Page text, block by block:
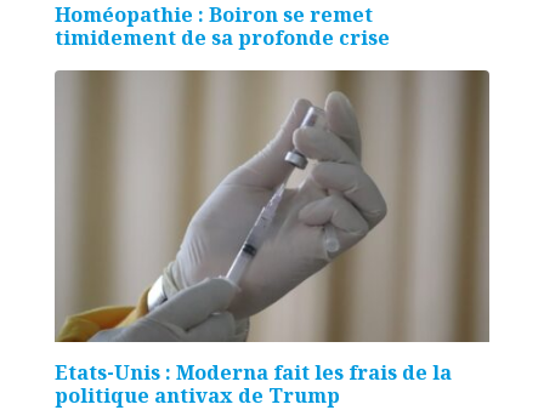
Homéopathie : Boiron se remet
timidement de sa profonde crise
Etats-Unis : Moderna fait les frais de la
politique antivax de Trump